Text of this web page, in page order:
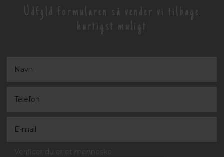
Udfyld formularen så vender vi tilbage
hurtigst muligt
Verificer du er et menneske